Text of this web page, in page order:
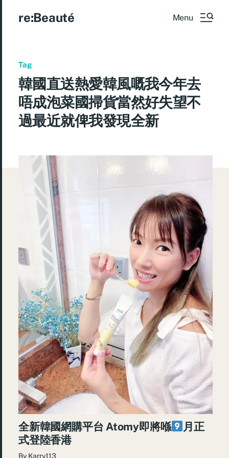
re:Beauté Menu
Tag
韓國直送熱愛韓風嘅我今年去
唔成泡菜國掃貨當然好失望不
過最近就俾我發現全新
全新韓國網購平台 Atomy即將喺
月正
式登陸香港
By Karry113